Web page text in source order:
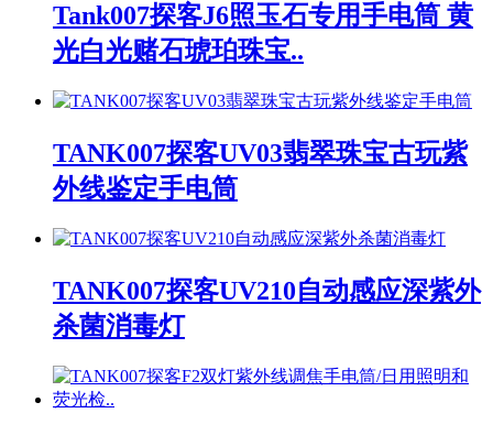
Tank007探客J6照玉石专用手电筒 黄
光白光赌石琥珀珠宝..
TANK007探客UV03翡翠珠宝古玩紫
外线鉴定手电筒
TANK007探客UV210自动感应深紫外
杀菌消毒灯